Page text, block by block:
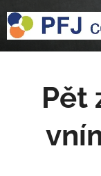
Pět